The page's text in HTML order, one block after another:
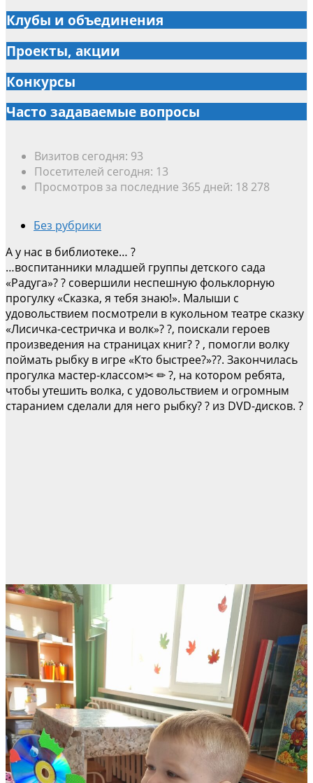
Клубы и объединения
Проекты, акции
Конкурсы
Часто задаваемые вопросы
Визитов сегодня: 93
Посетителей сегодня: 13
Просмотров за последние 365 дней: 18 278
Без рубрики
А у нас в библиотеке… ?
…воспитанники младшей группы детского сада
«Радуга»? ? совершили неспешную фольклорную
прогулку «Сказка, я тебя знаю!». Малыши с
удовольствием посмотрели в кукольном театре сказку
«Лисичка-сестричка и волк»? ?, поискали героев
произведения на страницах книг? ? , помогли волку
поймать рыбку в игре «Кто быстрее?»??. Закончилась
прогулка мастер-классом✂ ✏ ?, на котором ребята,
чтобы утешить волка, c удовольствием и огромным
старанием сделали для него рыбку? ? из DVD-дисков. ?